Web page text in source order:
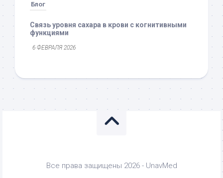
Блог
Связь уровня сахара в крови с когнитивными
функциями
6 ФЕВРАЛЯ 2026
Все права защищены 2026 - UnavMed